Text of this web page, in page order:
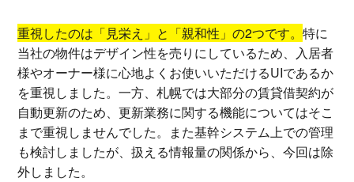
重視したのは「見栄え」と「親和性」の2つです。特に
当社の物件はデザイン性を売りにしているため、入居者
様やオーナー様に心地よくお使いいただけるUIであるか
を重視しました。一方、札幌では大部分の賃貸借契約が
自動更新のため、更新業務に関する機能についてはそこ
まで重視しませんでした。また基幹システム上での管理
も検討しましたが、扱える情報量の関係から、今回は除
外しました。